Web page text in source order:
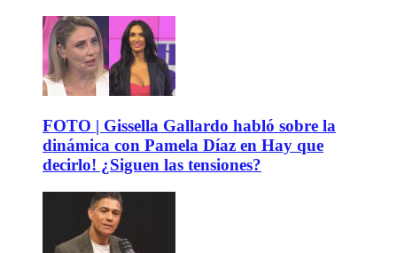
FOTO | Gissella Gallardo habló sobre la
dinámica con Pamela Díaz en Hay que
decirlo! ¿Siguen las tensiones?